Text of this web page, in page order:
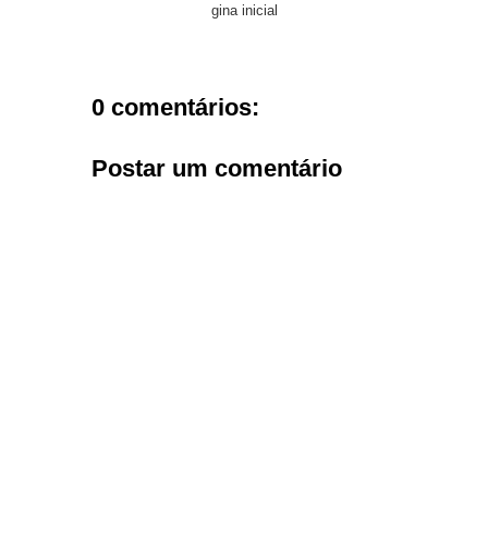
gina inicial
0 comentários:
Postar um comentário